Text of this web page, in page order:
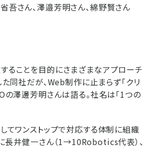
吾さん、澤邉芳明さん、綿野賢さん
ることを目的にさまざまなアプローチ
た同社だが、Web制作に止まらず「クリ
の澤邊芳明さんは語る。社名は「1つの
てワンストップで対応する体制に組織
長井健一さん（1→10Robotics代表）、